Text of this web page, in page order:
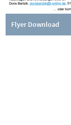
Flyer Download